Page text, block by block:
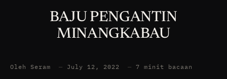
BAJU PENGANTIN
MINANGKABAU
Oleh Seram — July 12, 2022 — 7 minit bacaan